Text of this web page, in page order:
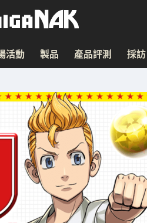
活動 製品 產品評測 採訪